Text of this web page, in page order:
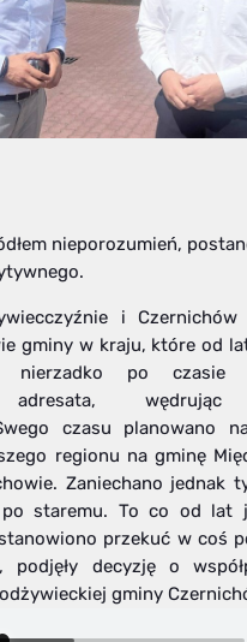
nieporozumień,
i
gminy w kraju, które od
nierzadko po czasie
adresata, wędrując
czasu planowano
regionu na gminę
Zaniechano jednak
staremu. To co od lat
przekuć w coś
podjęły decyzję o
gminy